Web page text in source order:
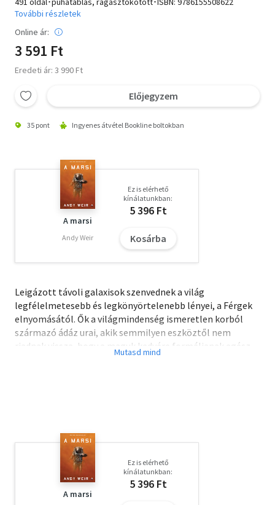
További részletek
Online ár:
3 591 Ft
Eredeti ár: 3 990 Ft
Előjegyzem
35 pont Ingyenes átvétel Bookline boltokban
A marsi
Andy Weir
Ez is elérhető
kínálatunkban:
5 396 Ft
Kosárba
Leigázott távoli galaxisok szenvednek a világ
legfélelmetesebb és legkönyörtelenebb lényei, a Férgek
elnyomásától. Ők a világmindenség ismeretlen korból
származó ádáz urai, akik semmilyen eszköztől nem
riadnak vissza, hogy a maguk kedvére formáljanak egész
pusztulásra ítélt civilizációk számára.
A marsi
Ez is elérhető
kínálatunkban:
5 396 Ft